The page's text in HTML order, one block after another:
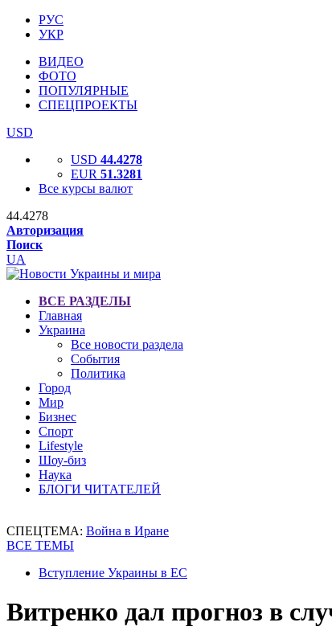
РУС
УКР
ВИДЕО
ФОТО
ПОПУЛЯРНЫЕ
СПЕЦПРОЕКТЫ
USD
USD 44.4278
EUR 51.3281
Все курсы валют
44.4278
Авторизация
Поиск
UA
ВСЕ РАЗДЕЛЫ
Главная
Украина
Все новости раздела
События
Политика
Город
Мир
Бизнес
Спорт
Lifestyle
Шоу-биз
Наука
БЛОГИ ЧИТАТЕЛЕЙ
СПЕЦТЕМА: Война в Иране
ВСЕ ТЕМЫ
Вступление Украины в ЕС
Витренко дал прогноз в